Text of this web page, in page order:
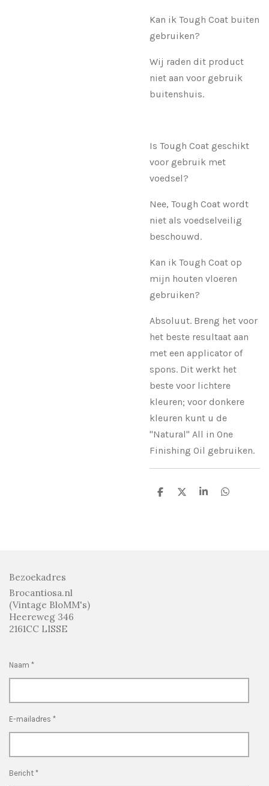
Kan ik Tough Coat buiten
gebruiken?
Wij raden dit product
niet aan voor gebruik
buitenshuis.
Is Tough Coat geschikt
voor gebruik met
voedsel?
Nee, Tough Coat wordt
niet als voedselveilig
beschouwd.
Kan ik Tough Coat op
mijn houten vloeren
gebruiken?
Absoluut. Breng het voor
het beste resultaat aan
met een applicator of
spons. Dit werkt het
beste voor lichtere
kleuren; voor donkere
kleuren kunt u de
"Natural" All in One
Finishing Oil gebruiken.
D
D
S
D
Bezoekadres
Brocantiosa.nl
(Vintage BloMM's)
Heereweg 346
2161CC LISSE
Naam *
E-mailadres *
Bericht *